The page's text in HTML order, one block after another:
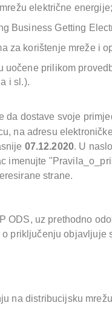
električne energije;
Business Getting
za korištenje mreže i
uočene prilikom
i sl.).
da dostave svoje
na adresu
07.12.2020. U
imenujte
strane.
ODS, uz prethodno
priključenju objavljuje
na distribucijsku